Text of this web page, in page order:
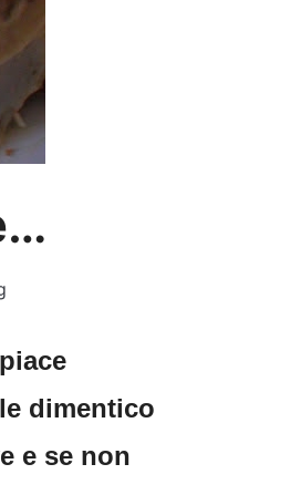
dimentico
e se non